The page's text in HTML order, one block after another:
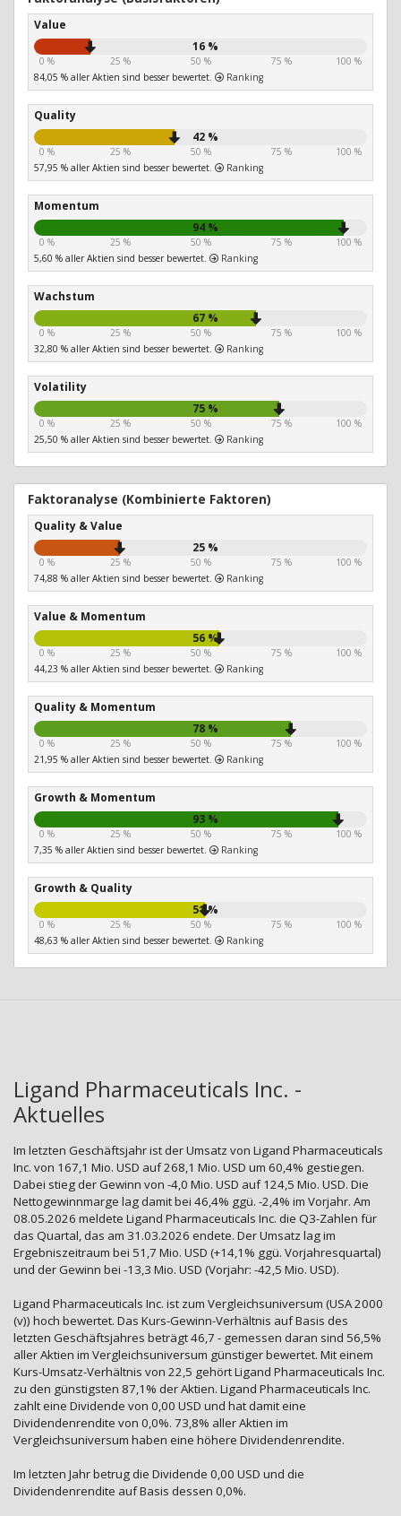
Value
16 %
0 % 25 % 50 % 75 %
100 %
84,05 % aller Aktien sind besser bewertet.
Ranking
Quality
42 %
0 % 25 % 50 % 75 %
100 %
57,95 % aller Aktien sind besser bewertet.
Ranking
Momentum
94 %
0 % 25 % 50 % 75 %
100 %
5,60 % aller Aktien sind besser bewertet.
Ranking
Wachstum
67 %
0 % 25 % 50 % 75 %
100 %
32,80 % aller Aktien sind besser bewertet.
Ranking
Volatility
75 %
0 % 25 % 50 % 75 %
100 %
25,50 % aller Aktien sind besser bewertet.
Ranking
Faktoranalyse (Kombinierte Faktoren)
Quality & Value
25 %
0 % 25 % 50 % 75 %
100 %
74,88 % aller Aktien sind besser bewertet.
Ranking
Value & Momentum
56 %
0 % 25 % 50 % 75 %
100 %
44,23 % aller Aktien sind besser bewertet.
Ranking
Quality & Momentum
78 %
0 % 25 % 50 % 75 %
100 %
21,95 % aller Aktien sind besser bewertet.
Ranking
Growth & Momentum
93 %
0 % 25 % 50 % 75 %
100 %
7,35 % aller Aktien sind besser bewertet.
Ranking
Growth & Quality
51 %
0 % 25 % 50 % 75 %
100 %
48,63 % aller Aktien sind besser bewertet.
Ranking
Ligand Pharmaceuticals Inc. -
Aktuelles
Im letzten Geschäftsjahr ist der Umsatz von Ligand Pharmaceuticals
Inc. von 167,1 Mio. USD auf 268,1 Mio. USD um 60,4% gestiegen.
Dabei stieg der Gewinn von -4,0 Mio. USD auf 124,5 Mio. USD. Die
Nettogewinnmarge lag damit bei 46,4% ggü. -2,4% im Vorjahr. Am
08.05.2026 meldete Ligand Pharmaceuticals Inc. die Q3-Zahlen für
das Quartal, das am 31.03.2026 endete. Der Umsatz lag im
Ergebniszeitraum bei 51,7 Mio. USD (+14,1% ggü. Vorjahresquartal)
und der Gewinn bei -13,3 Mio. USD (Vorjahr: -42,5 Mio. USD).
Ligand Pharmaceuticals Inc. ist zum Vergleichsuniversum (USA 2000
(v)) hoch bewertet. Das Kurs-Gewinn-Verhältnis auf Basis des
letzten Geschäftsjahres beträgt 46,7 - gemessen daran sind 56,5%
aller Aktien im Vergleichsuniversum günstiger bewertet. Mit einem
Kurs-Umsatz-Verhältnis von 22,5 gehört Ligand Pharmaceuticals Inc.
zu den günstigsten 87,1% der Aktien. Ligand Pharmaceuticals Inc.
zahlt eine Dividende von 0,00 USD und hat damit eine
Dividendenrendite von 0,0%. 73,8% aller Aktien im
Vergleichsuniversum haben eine höhere Dividendenrendite.
Im letzten Jahr betrug die Dividende 0,00 USD und die
Dividendenrendite auf Basis dessen 0,0%.